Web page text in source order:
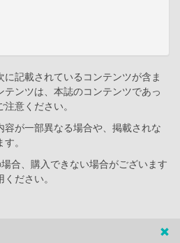
記載されているコンテンツが含ま
ンツは、本誌のコンテンツであっ
意ください。
が一部異なる場合や、掲載されな
。
合、購入できない場合がございます
ださい。